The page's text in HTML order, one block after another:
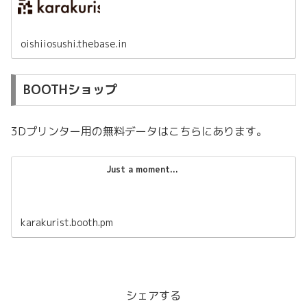
oishiiosushi.thebase.in
BOOTHショップ
3Dプリンター用の無料データはこちらにあります。
Just a moment...
karakurist.booth.pm
シェアする